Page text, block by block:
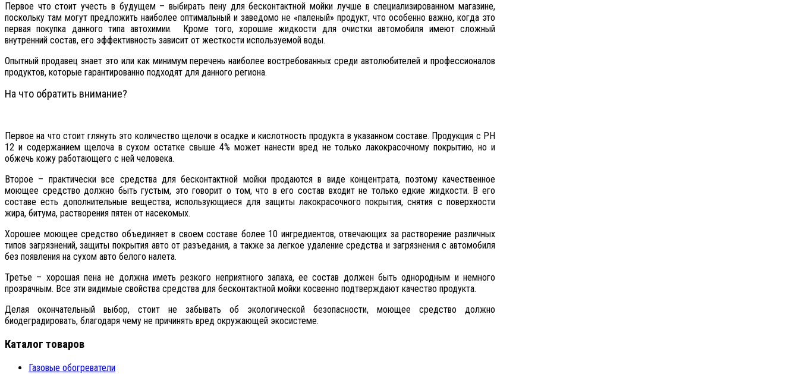
Первое что стоит учесть в будущем – выбирать пену для бесконтактной мойки лучше в специализированном магазине,
поскольку там могут предложить наиболее оптимальный и заведомо не «паленый» продукт, что особенно важно, когда это
первая покупка данного типа автохимии. Кроме того, хорошие жидкости для очистки автомобиля имеют сложный
внутренний состав, его эффективность зависит от жесткости используемой воды.
Опытный продавец знает это или как минимум перечень наиболее востребованных среди автолюбителей и профессионалов
продуктов, которые гарантированно подходят для данного региона.
На что обратить внимание?
Первое на что стоит глянуть это количество щелочи в осадке и кислотность продукта в указанном составе. Продукция с РН
12 и содержанием щелоча в сухом остатке свыше 4% может нанести вред не только лакокрасочному покрытию, но и
обжечь кожу работающего с ней человека.
Второе – практически все средства для бесконтактной мойки продаются в виде концентрата, поэтому качественное
моющее средство должно быть густым, это говорит о том, что в его состав входит не только едкие жидкости. В его
составе есть дополнительные вещества, использующиеся для защиты лакокрасочного покрытия, снятия с поверхности
жира, битума, растворения пятен от насекомых.
Хорошее моющее средство объединяет в своем составе более 10 ингредиентов, отвечающих за растворение различных
типов загрязнений, защиты покрытия авто от разъедания, а также за легкое удаление средства и загрязнения с автомобиля
без появления на сухом авто белого налета.
Третье – хорошая пена не должна иметь резкого неприятного запаха, ее состав должен быть однородным и немного
прозрачным. Все эти видимые свойства средства для бесконтактной мойки косвенно подтверждают качество продукта.
Делая окончательный выбор, стоит не забывать об экологической безопасности, моющее средство должно
биодеградировать, благодаря чему не причинять вред окружающей экосистеме.
Каталог товаров
Газовые обогреватели